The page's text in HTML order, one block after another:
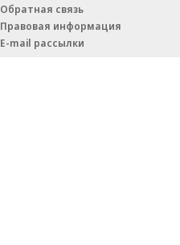
Обратная связь
Правовая информация
E-mail рассылки